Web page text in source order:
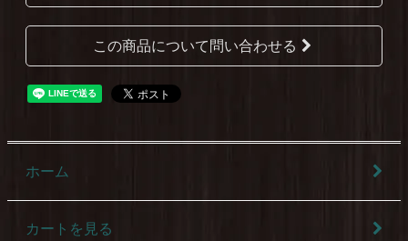
この商品について問い合わせる
ホーム
カートを見る